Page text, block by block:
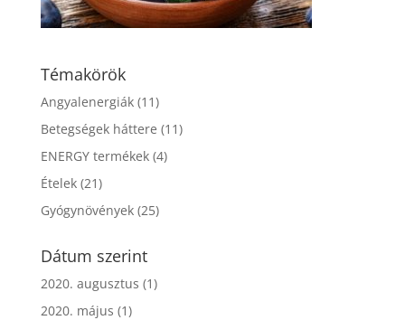
Témakörök
Angyalenergiák(11)
Betegségek háttere (11)
ENERGY termékek(4)
Ételek(21)
Gyógynövények(25)
Dátum szerint
2020. augusztus (1)
2020. május (1)